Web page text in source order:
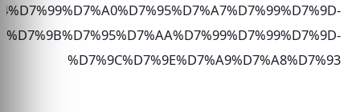
%D7%9C%D7%9E%D7%A9%D7%A8%D7%93